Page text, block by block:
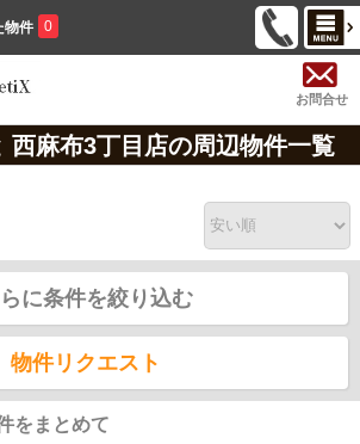
物件 0
お問合せ
西麻布3丁目店の周辺物件一覧
に条件を絞り込む
物件リクエスト
をまとめて